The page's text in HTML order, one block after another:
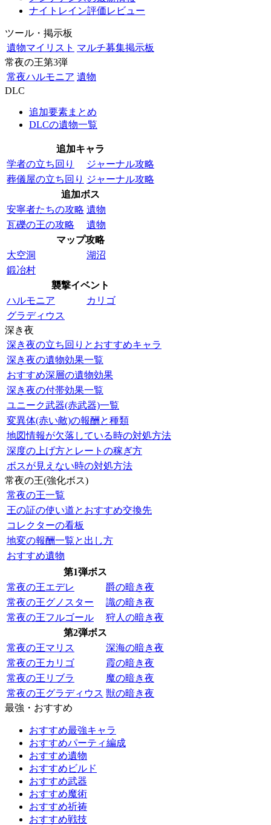
ナイトレイン評価レビュー
ツール・掲示板
遺物マイリスト マルチ募集掲示板
常夜の王第3弾
常夜ハルモニア 遺物
DLC
追加要素まとめ
DLCの遺物一覧
追加キャラ
学者の立ち回り
ジャーナル攻略
葬儀屋の立ち回り ジャーナル攻略
追加ボス
安寧者たちの攻略 遺物
瓦礫の王の攻略
遺物
マップ攻略
大空洞
湖沼
鍛冶村
襲撃イベント
ハルモニア
カリゴ
グラディウス
深き夜
深き夜の立ち回りとおすすめキャラ
深き夜の遺物効果一覧
おすすめ深層の遺物効果
深き夜の付帯効果一覧
ユニーク武器(赤武器)一覧
変異体(赤い敵)の報酬と種類
地図情報が欠落している時の対処方法
深度の上げ方とレートの稼ぎ方
ボスが見えない時の対処方法
常夜の王(強化ボス)
常夜の王一覧
王の証の使い道とおすすめ交換先
コレクターの看板
地変の報酬一覧と出し方
おすすめ遺物
第1弾ボス
常夜の王エデレ
爵の暗き夜
常夜の王グノスター
識の暗き夜
常夜の王フルゴール
狩人の暗き夜
第2弾ボス
常夜の王マリス
深海の暗き夜
常夜の王カリゴ
霞の暗き夜
常夜の王リブラ
魔の暗き夜
常夜の王グラディウス 獣の暗き夜
最強・おすすめ
おすすめ最強キャラ
おすすめパーティ編成
おすすめ遺物
おすすめビルド
おすすめ武器
おすすめ魔術
おすすめ祈祷
おすすめ戦技